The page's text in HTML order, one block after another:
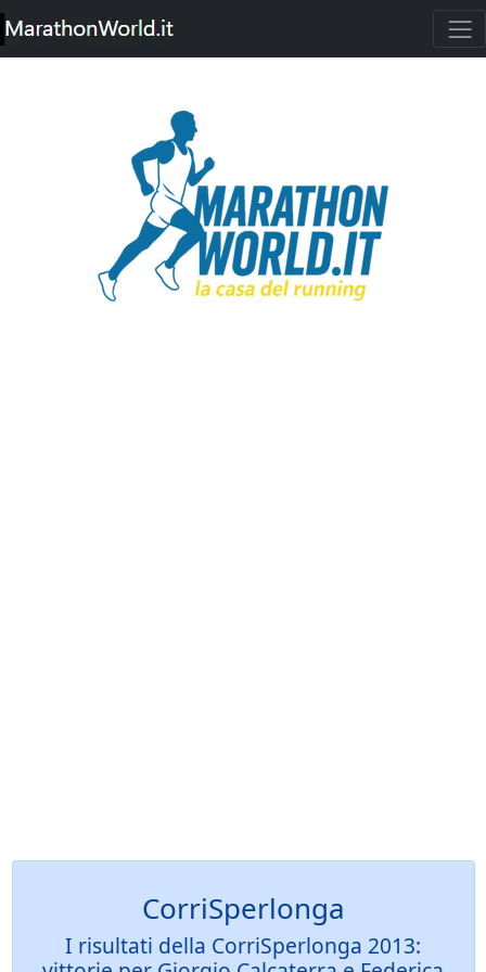
CorriSperlonga
I risultati della CorriSperlonga 2013: